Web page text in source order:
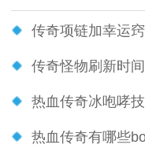
传奇项链加幸运
传奇怪物刷新时
热血传奇冰咆哮
热血传奇有哪些